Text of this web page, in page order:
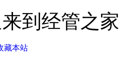
到经管之家
藏本站